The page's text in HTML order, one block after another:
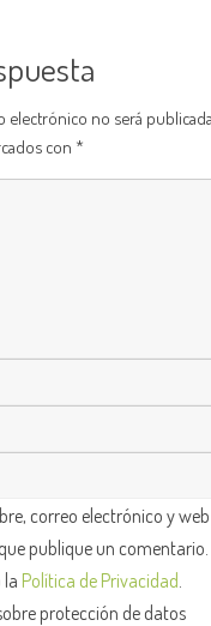
no será publicada.
con *
correo electrónico y
publique un comentario.
la Política de Privacidad
protección de datos